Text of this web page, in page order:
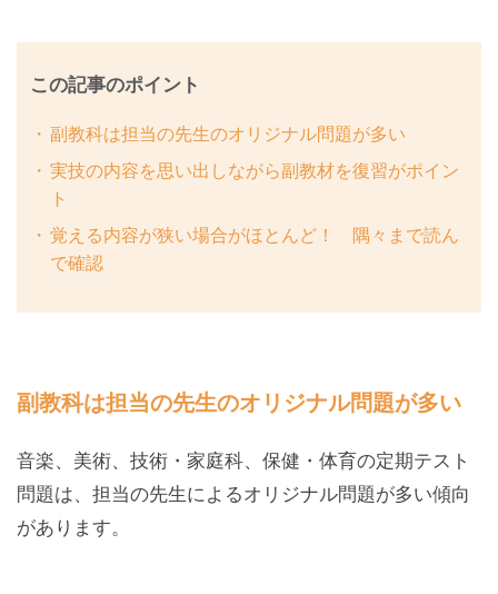
この記事のポイント
副教科は担当の先生のオリジナル問題が多い
実技の内容を思い出しながら副教材を復習がポイン
ト
覚える内容が狭い場合がほとんど！ 隅々まで読ん
で確認
副教科は担当の先生のオリジナル問題が多い
音楽、美術、技術・家庭科、保健・体育の定期テスト
問題は、担当の先生によるオリジナル問題が多い傾向
があります。